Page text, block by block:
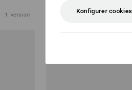
1 version (med moms) fra 3 Pakke
Konfigurer cookies